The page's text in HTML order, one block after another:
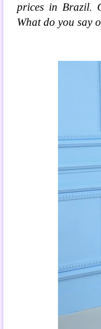
prices in Brazil.
What do you say